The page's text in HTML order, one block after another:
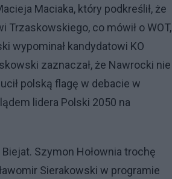
Maciaka, który podkreślił, że
Trzaskowskiego, co mówił o WOT,
wypominał kandydatowi KO
zaznaczał, że Nawrocki nie
polską flagę w debacie w
lidera Polski 2050 na
Szymon Hołownia trochę
Sierakowski w programie